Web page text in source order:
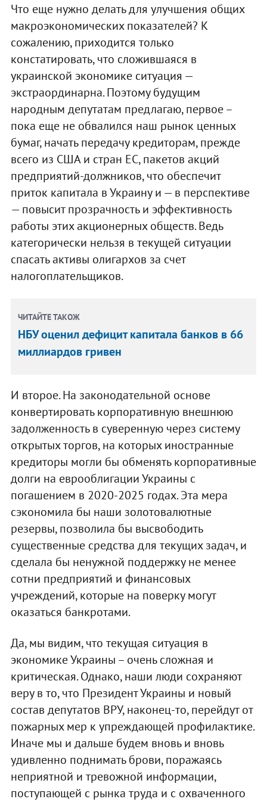
Что еще нужно делать для улучшения общих
макроэкономических показателей? К
сожалению, приходится только
констатировать, что сложившаяся в
украинской экономике ситуация —
экстраординарна. Поэтому будущим
народным депутатам предлагаю, первое –
пока еще не обвалился наш рынок ценных
бумаг, начать передачу кредиторам, прежде
всего из США и стран ЕС, пакетов акций
предприятий-должников, что обеспечит
приток капитала в Украину и — в перспективе
— повысит прозрачность и эффективность
работы этих акционерных обществ. Ведь
категорически нельзя в текущей ситуации
спасать активы олигархов за счет
налогоплательщиков.
ЧИТАЙТЕ ТАКОЖ
НБУ оценил дефицит капитала банков в 66
миллиардов гривен
И второе. На законодательной основе
конвертировать корпоративную внешнюю
задолженность в суверенную через систему
открытых торгов, на которых иностранные
кредиторы могли бы обменять корпоративные
долги на еврооблигации Украины с
погашением в 2020-2025 годах. Эта мера
сэкономила бы наши золотовалютные
резервы, позволила бы высвободить
существенные средства для текущих задач, и
сделала бы ненужной поддержку не менее
сотни предприятий и финансовых
учреждений, которые на поверку могут
оказаться банкротами.
Да, мы видим, что текущая ситуация в
экономике Украины – очень сложная и
критическая. Однако, наши люди сохраняют
веру в то, что Президент Украины и новый
состав депутатов ВРУ, наконец-то, перейдут от
пожарных мер к упреждающей профилактике.
Иначе мы и дальше будем вновь и вновь
удивленно поднимать брови, поражаясь
неприятной и тревожной информации,
поступающей с рынка труда и с охваченного